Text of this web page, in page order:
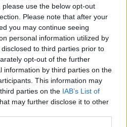
use the below opt-out
Please note that after your
you may continue seeing
personal information utilized by
to third parties prior to
opt-out of the further
information by third parties on the
This information may
parties on the IAB’s List of
may further disclose it to other
(EU)
6, 96049